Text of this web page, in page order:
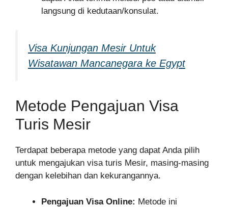
langsung di kedutaan/konsulat.
Visa Kunjungan Mesir Untuk
Wisatawan Mancanegara ke Egypt
Metode Pengajuan Visa
Turis Mesir
Terdapat beberapa metode yang dapat Anda pilih
untuk mengajukan visa turis Mesir, masing-masing
dengan kelebihan dan kekurangannya.
Pengajuan Visa Online: Metode ini